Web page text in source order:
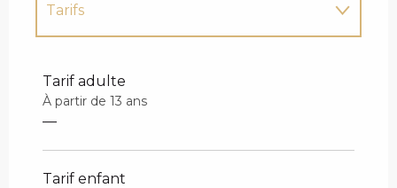
Tarifs
Tarif adulte
À partir de 13 ans
—
Tarif enfant